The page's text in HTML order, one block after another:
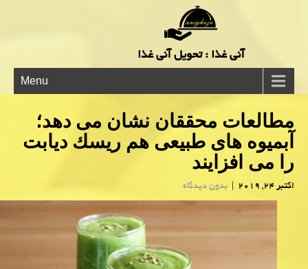
آنی غذا : تحویل آنی غذا
Menu
مطالعات محققان نشان می دهد؛
آبمیوه های طبیعی هم ریسك دیابت
را می افزایند
اکتبر 24, 2019 | بدون دیدگاه